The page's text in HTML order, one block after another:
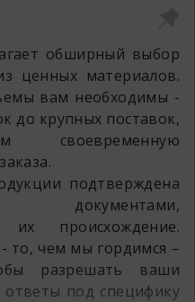
обширный выбор
ценных материалов.
вам необходимы -
до крупных поставок,
своевременную
подтверждена
их происхождение.
то, чем мы гордимся –
разрешать ваши
под специфику